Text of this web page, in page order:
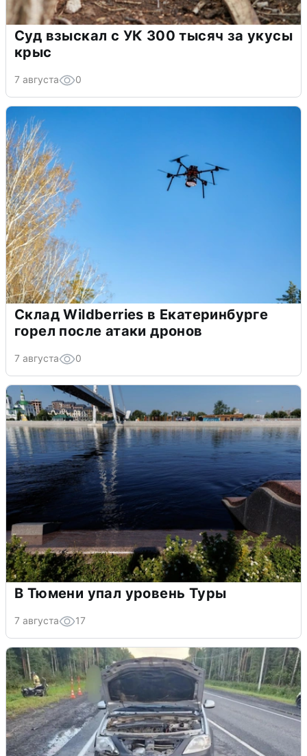
Суд взыскал с УК 300 тысяч за укусы
крыс
7 августа 0
Склад Wildberries в Екатеринбурге
горел после атаки дронов
7 августа 0
В Тюмени упал уровень Туры
7 августа 17